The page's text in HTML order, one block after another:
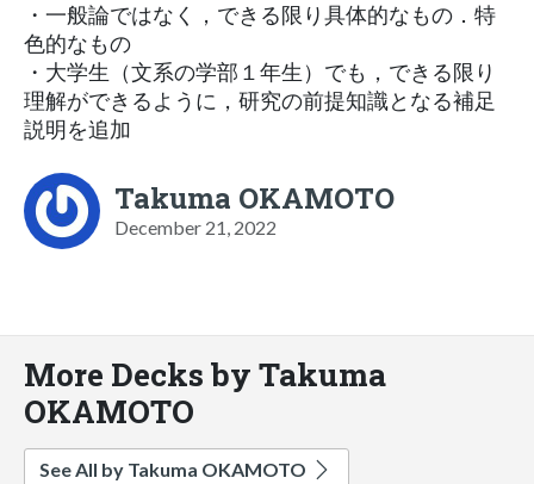
・一般論ではなく，できる限り具体的なもの．特
色的なもの
・大学生（文系の学部１年生）でも，できる限り
理解ができるように，研究の前提知識となる補足
説明を追加
Takuma OKAMOTO
December 21, 2022
More Decks by Takuma
OKAMOTO
See All by Takuma OKAMOTO